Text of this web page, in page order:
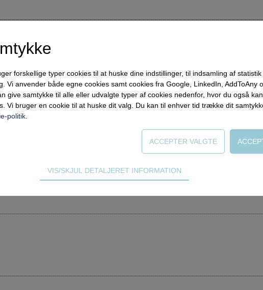
i provinsen? Her er ellers både lave adgangskvotienter, og kommunen har
har vi prøvet. Det er tid til at tale om uddannelse på en måde, som
an til værdier, som allerede bor hos de unge. Det kan måske være en lille del
gratis i en måned.
forskellige typer cookies til at huske dine indstillinger, til indsamling af
Vi anvender både egne cookies samt cookies fra Google, LinkedIn, AddToAny
give samtykke til alle eller udvalgte typer af cookies nedenfor, hvor du også
Vi bruger en cookie til at huske dit valg. Du kan til enhver tid trække dit
politik
for hjemmesidens grundlæggende funktioner som fx navigation,
(tracking-cookies) indsamler brugerens digitale fodspor på tværs af flere
VIS/SKJUL DETALJERET INFORMATION